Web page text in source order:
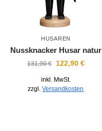
HUSAREN
Nussknacker Husar natur
131,90€ 122,90 €
inkl. MwSt.
zzgl.Versandkosten